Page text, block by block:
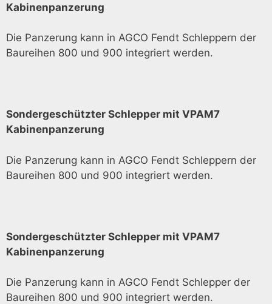
Kabinenpanzerung
Die Panzerung kann in AGCO Fendt Schleppern der
Baureihen 800 und 900 integriert werden.
Sondergeschützter Schlepper mit VPAM7
Kabinenpanzerung
Die Panzerung kann in AGCO Fendt Schleppern der
Baureihen 800 und 900 integriert werden.
Sondergeschützter Schlepper mit VPAM7
Kabinenpanzerung
Die Panzerung kann in AGCO Fendt Schlepper der
Baureihen 800 und 900 integriert werden.